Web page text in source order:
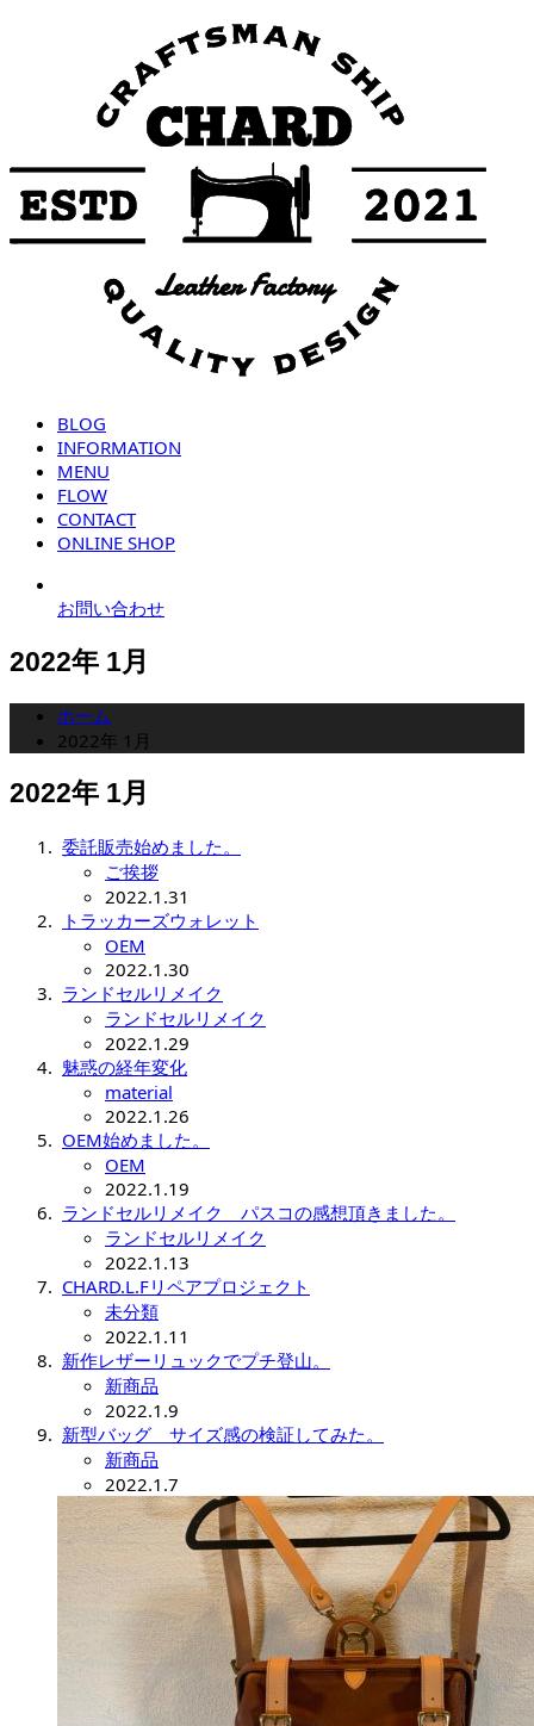
BLOG
INFORMATION
MENU
FLOW
CONTACT
ONLINE SHOP
お問い合わせ
2022年 1月
ホーム
2022年 1月
2022年 1月
委託販売始めました。
ご挨拶
2022.1.31
トラッカーズウォレット
OEM
2022.1.30
ランドセルリメイク
ランドセルリメイク
2022.1.29
魅惑の経年変化
material
2022.1.26
OEM始めました。
OEM
2022.1.19
ランドセルリメイク パスコの感想頂きました。
ランドセルリメイク
2022.1.13
CHARD.L.Fリペアプロジェクト
未分類
2022.1.11
新作レザーリュックでプチ登山。
新商品
2022.1.9
新型バッグ サイズ感の検証してみた。
新商品
2022.1.7